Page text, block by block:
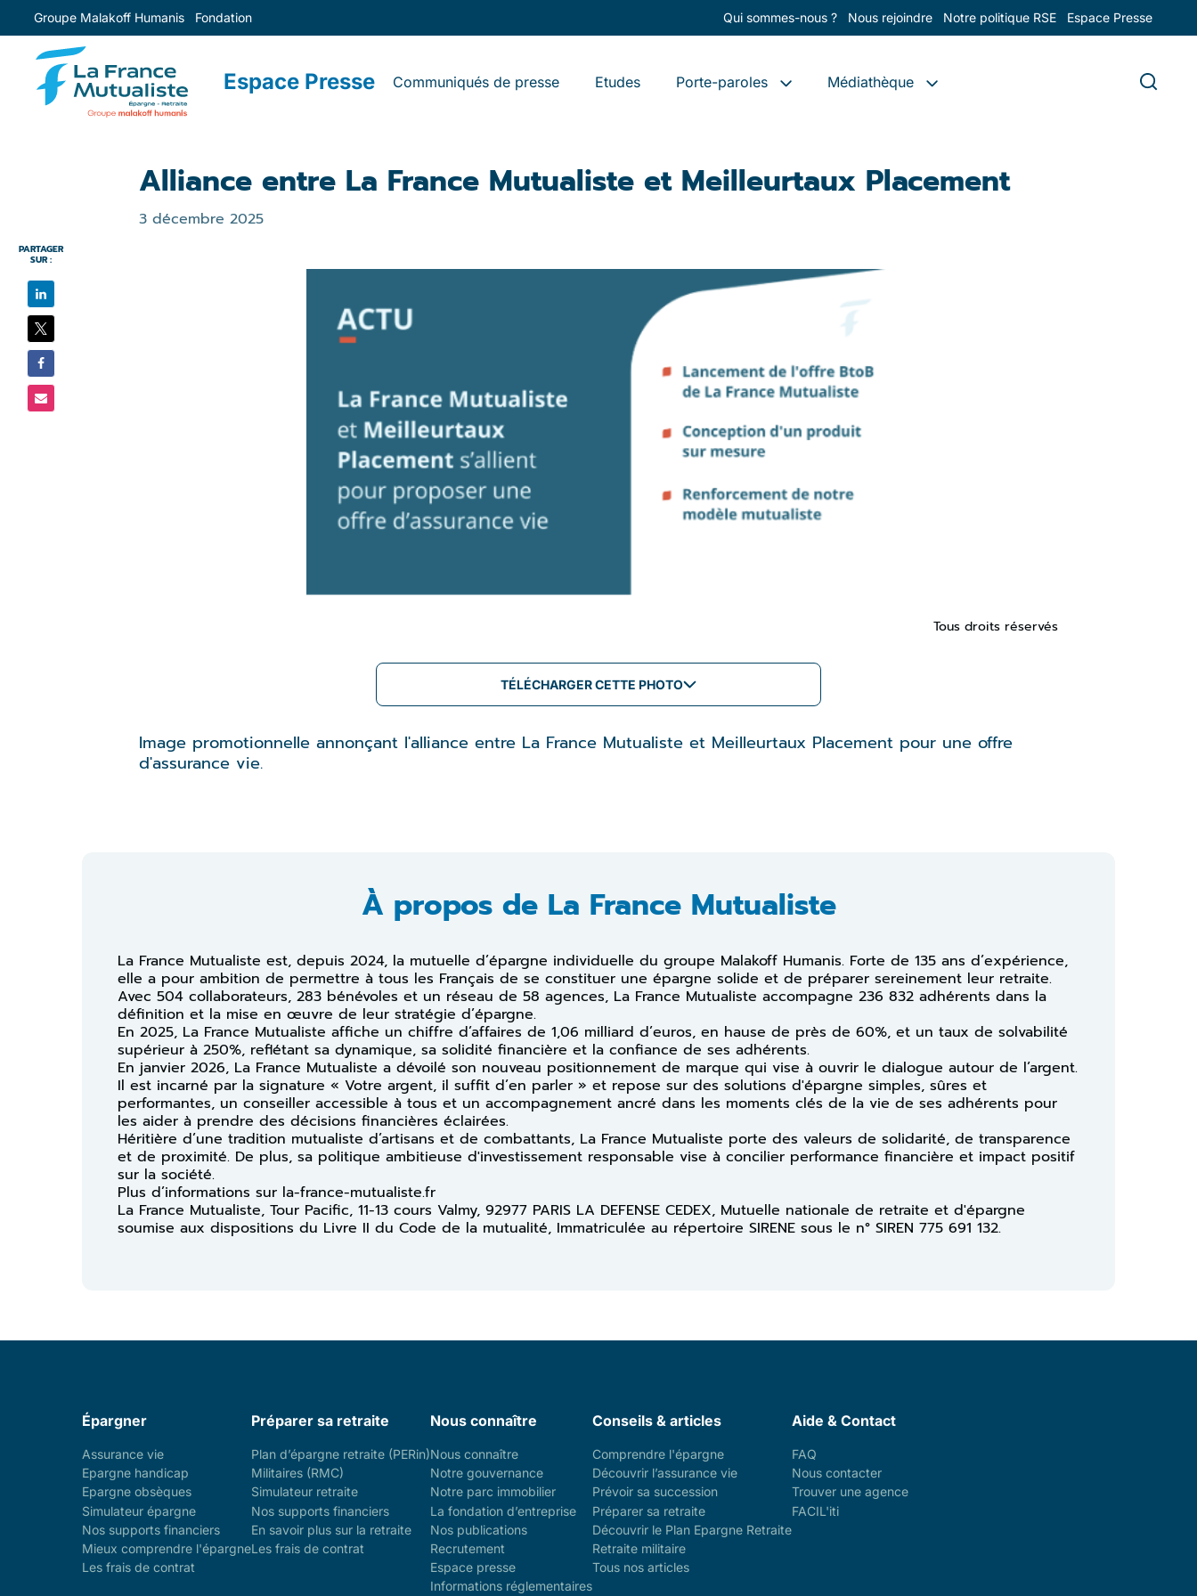
Groupe Malakoff Humanis Fondation Qui sommes-nous ? Nous rejoindre Notre politique RSE Espace Presse
Espace Presse Communiqués de presse Etudes Porte-paroles Médiathèque
Alliance entre La France Mutualiste et Meilleurtaux Placement
3 décembre 2025
PARTAGER
SUR :
Tous droits réservés
TÉLÉCHARGER CETTE PHOTO
Image promotionnelle annonçant l'alliance entre La France Mutualiste et Meilleurtaux Placement pour une offre
d'assurance vie.
À propos de La France Mutualiste
La France Mutualiste est, depuis 2024, la mutuelle d’épargne individuelle du groupe Malakoff Humanis. Forte de 135 ans d’expérience,
elle a pour ambition de permettre à tous les Français de se constituer une épargne solide et de préparer sereinement leur retraite.
Avec 504 collaborateurs, 283 bénévoles et un réseau de 58 agences, La France Mutualiste accompagne 236 832 adhérents dans la
définition et la mise en œuvre de leur stratégie d’épargne.
En 2025, La France Mutualiste affiche un chiffre d’affaires de 1,06 milliard d’euros, en hause de près de 60%, et un taux de solvabilité
supérieur à 250%, reflétant sa dynamique, sa solidité financière et la confiance de ses adhérents.
En janvier 2026, La France Mutualiste a dévoilé son nouveau positionnement de marque qui vise à ouvrir le dialogue autour de l’argent.
Il est incarné par la signature « Votre argent, il suffit d’en parler » et repose sur des solutions d'épargne simples, sûres et
performantes, un conseiller accessible à tous et un accompagnement ancré dans les moments clés de la vie de ses adhérents pour
les aider à prendre des décisions financières éclairées.
Héritière d’une tradition mutualiste d’artisans et de combattants, La France Mutualiste porte des valeurs de solidarité, de transparence
et de proximité. De plus, sa politique ambitieuse d'investissement responsable vise à concilier performance financière et impact positif
sur la société.
Plus d’informations sur la-france-mutualiste.fr
La France Mutualiste, Tour Pacific, 11-13 cours Valmy, 92977 PARIS LA DEFENSE CEDEX, Mutuelle nationale de retraite et d'épargne
soumise aux dispositions du Livre II du Code de la mutualité, Immatriculée au répertoire SIRENE sous le n° SIREN 775 691 132.
Épargner
Assurance vie
Epargne handicap
Epargne obsèques
Simulateur épargne
Nos supports financiers
Mieux comprendre l'épargne
Les frais de contrat
Préparer sa retraite
Plan d’épargne retraite (PERin)
Militaires (RMC)
Simulateur retraite
Nos supports financiers
En savoir plus sur la retraite
Les frais de contrat
Nous connaître
Nous connaître
Notre gouvernance
Notre parc immobilier
La fondation d’entreprise
Nos publications
Recrutement
Espace presse
Informations réglementaires
Conseils & articles
Comprendre l'épargne
Découvrir l’assurance vie
Prévoir sa succession
Préparer sa retraite
Découvrir le Plan Epargne Retraite
Retraite militaire
Tous nos articles
Aide & Contact
FAQ
Nous contacter
Trouver une agence
FACIL'iti